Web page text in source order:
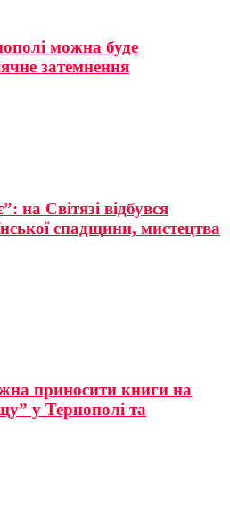
можна буде
затемнення
на Світязі відбувся
спадщини, мистецтва
приносити книги на
у Тернополі та